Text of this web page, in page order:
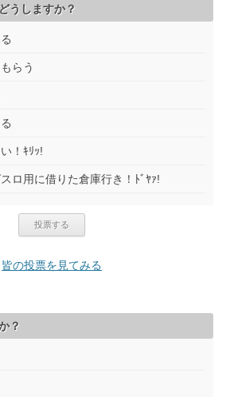
うしますか？
らう
！ｷﾘｯ!
ロ用に借りた倉庫行き！ﾄﾞﾔｧ!
皆の投票を見てみる
？